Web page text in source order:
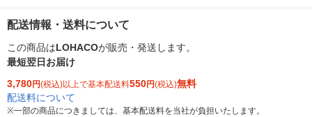
配送情報・送料について
この商品はLOHACOが販売・発送します。
最短翌日お届け
3,780円(税込)以上で基本配送料550円(税込)無料
配送料について
※一部の商品につきましては、基本配送料を当社が負担いたします。